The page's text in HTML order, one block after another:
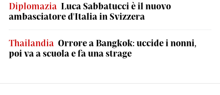
Diplomazia Luca Sabbatucci è il nuovo
ambasciatore d'Italia in Svizzera
Thailandia Orrore a Bangkok: uccide i nonni,
poi va a scuola e fa una strage